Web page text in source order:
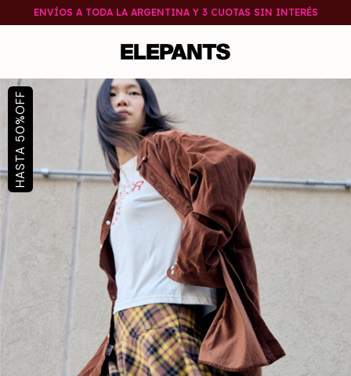
ENVÍOS A TODA LA ARGENTINA Y 3 CUOTAS SIN INTERÉS
50
%
OFF